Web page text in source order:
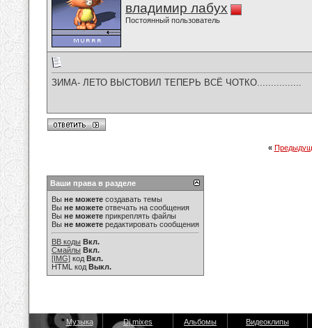
владимир лабух
Постоянный пользователь
ЗИМА- ЛЕТО ВЫСТОВИЛ ТЕПЕРЬ ВСЁ ЧОТКО................
«
Ваши права в разделе
Вы не можете создавать темы
Вы не можете отвечать на сообщения
Вы не можете прикреплять файлы
Вы не можете редактировать сообщения
BB коды Вкл.
Смайлы Вкл.
[IMG] код Вкл.
HTML код Выкл.
Музыка Dj mixes Альбомы Видеоклипы